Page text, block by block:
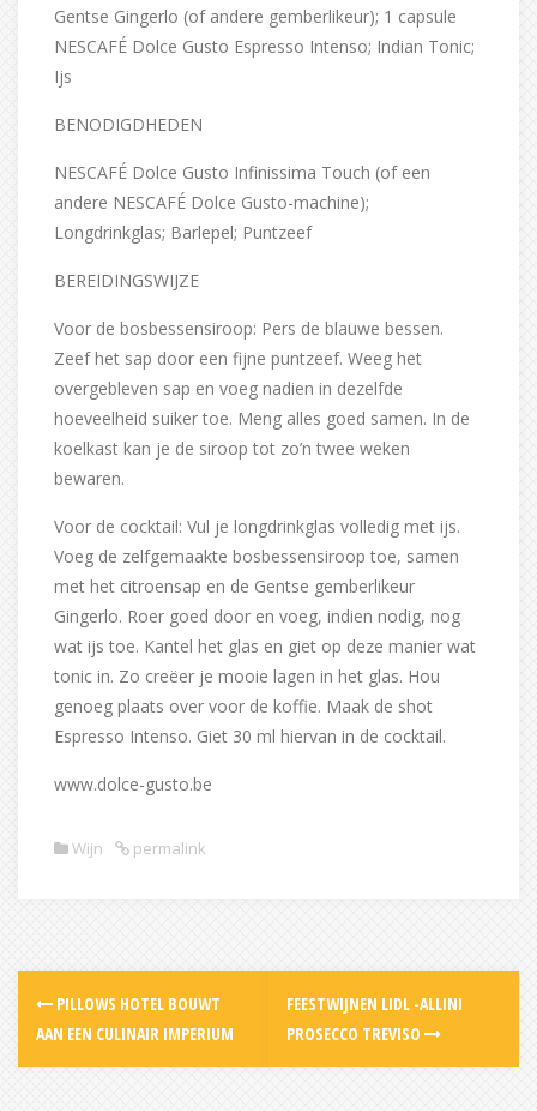
Gentse Gingerlo (of andere gemberlikeur); 1 capsule
NESCAFÉ Dolce Gusto Espresso Intenso; Indian Tonic;
Ijs
BENODIGDHEDEN
NESCAFÉ Dolce Gusto Infinissima Touch (of een
andere NESCAFÉ Dolce Gusto-machine);
Longdrinkglas; Barlepel; Puntzeef
BEREIDINGSWIJZE
Voor de bosbessensiroop: Pers de blauwe bessen.
Zeef het sap door een fijne puntzeef. Weeg het
overgebleven sap en voeg nadien in dezelfde
hoeveelheid suiker toe. Meng alles goed samen. In de
koelkast kan je de siroop tot zo’n twee weken
bewaren.
Voor de cocktail: Vul je longdrinkglas volledig met ijs.
Voeg de zelfgemaakte bosbessensiroop toe, samen
met het citroensap en de Gentse gemberlikeur
Gingerlo. Roer goed door en voeg, indien nodig, nog
wat ijs toe. Kantel het glas en giet op deze manier wat
tonic in. Zo creëer je mooie lagen in het glas. Hou
genoeg plaats over voor de koffie. Maak de shot
Espresso Intenso. Giet 30 ml hiervan in de cocktail.
www.dolce-gusto.be
Wijn permalink
Post
navigation
PILLOWS HOTEL BOUWT
AAN EEN CULINAIR IMPERIUM
FEESTWIJNEN LIDL -ALLINI
PROSECCO TREVISO